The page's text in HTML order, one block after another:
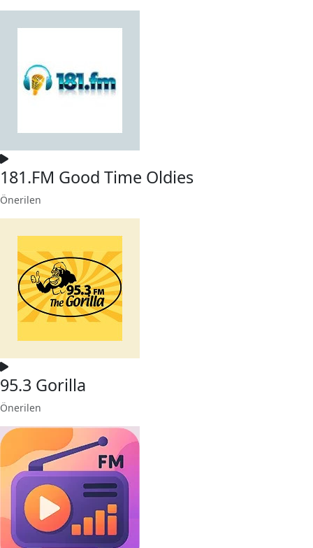
181.FM Good Time Oldies
Önerilen
95.3 Gorilla
Önerilen